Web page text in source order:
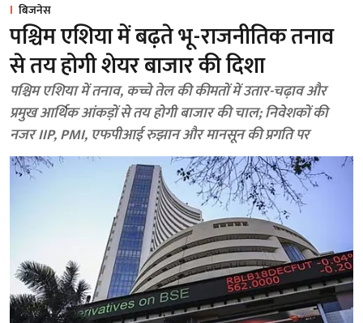
बिजनेस
पश्चिम एशिया में बढ़ते भू-राजनीतिक तनाव
से तय होगी शेयर बाजार की दिशा
पश्चिम एशिया में तनाव, कच्चे तेल की कीमतों में उतार-चढ़ाव और
प्रमुख आर्थिक आंकड़ों से तय होगी बाजार की चाल; निवेशकों की
नजर IIP, PMI, एफपीआई रुझान और मानसून की प्रगति पर